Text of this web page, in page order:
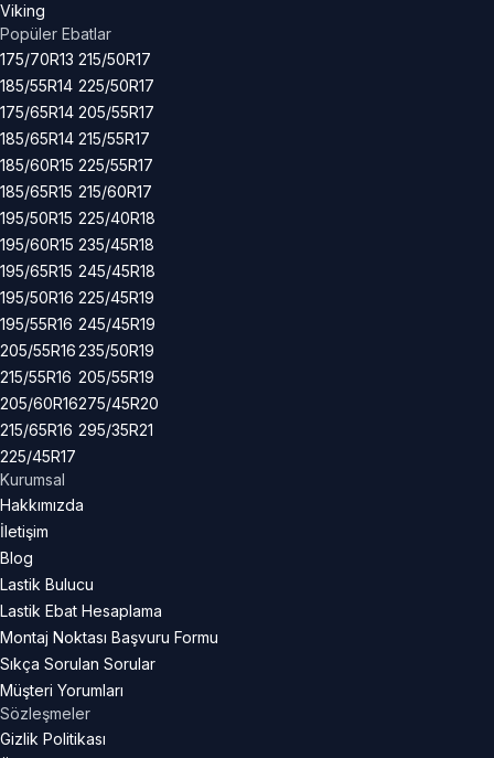
Viking
Popüler Ebatlar
175/70R13
185/55R14
175/65R14
185/65R14
185/60R15
185/65R15
195/50R15
195/60R15
195/65R15
195/50R16
195/55R16
205/55R16
215/55R16
205/60R16
215/65R16
225/45R17
215/50R17
225/50R17
205/55R17
215/55R17
225/55R17
215/60R17
225/40R18
235/45R18
245/45R18
225/45R19
245/45R19
235/50R19
205/55R19
275/45R20
295/35R21
Kurumsal
Hakkımızda
İletişim
Blog
Lastik Bulucu
Lastik Ebat Hesaplama
Montaj Noktası Başvuru Formu
Sıkça Sorulan Sorular
Müşteri Yorumları
Sözleşmeler
Gizlik Politikası